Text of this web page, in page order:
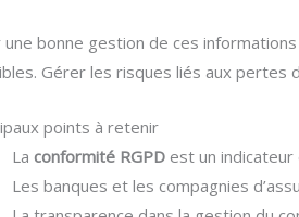
une bonne gestion de ces
Gérer les risques liés aux pertes
points à retenir
Laconformité RGPD est un
Les banques et les compagnies